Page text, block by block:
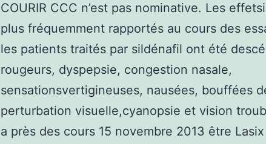
COURIR CCC n’est pas nominative. Les
plus fréquemment rapportés au cours des
les patients traités par sildénafil ont été
rougeurs, dyspepsie, congestion nasale,
sensationsvertigineuses, nausées, bouffées
perturbation visuelle,cyanopsie et vision
a près des cours 15 novembre 2013 être